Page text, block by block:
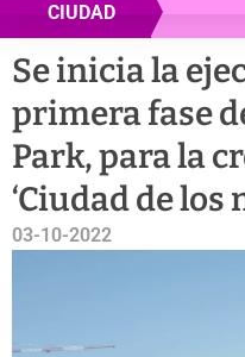
CIUDAD
Se inicia la
primera fase
Park, para la
‘Ciudad de los
03-10-2022